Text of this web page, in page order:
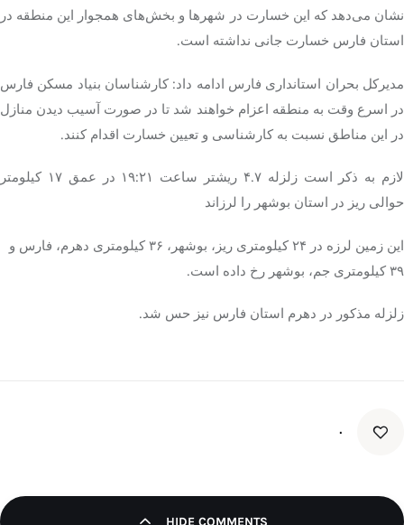
نشان می‌دهد که این خسارت در شهرها و بخش‌های همجوار این منطقه در
استان فارس خسارت جانی نداشته است.
مدیرکل بحران استانداری فارس ادامه داد: کارشناسان بنیاد مسکن فارس
در اسرع وقت به منطقه اعزام خواهند شد تا در صورت آسیب دیدن منازل
در این مناطق نسبت به کارشناسی و تعیین خسارت اقدام کنند.
لازم به ذکر است زلزله ۴.۷ ریشتر ساعت ۱۹:۲۱ در عمق ۱۷ کیلومتر
حوالی ریز در استان بوشهر را لرزاند
این زمین لرزه در ۲۴ کیلومتری ریز، بوشهر، ۳۶ کیلومتری دهرم، فارس و
۳۹ کیلومتری جم، بوشهر رخ داده است.
زلزله مذکور در دهرم استان فارس نیز حس شد.
۰
HIDE COMMENTS